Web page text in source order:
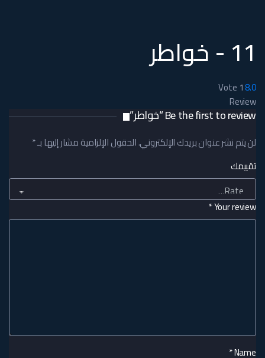
11 - خواطر
8.0
1
Review
Be the first to review “خواطر”
لن يتم نشر عنوان بريدك الإلكتروني.الحقول الإلزامية مشار إليها بـ*
تقييمك
Your review
*
Name
*